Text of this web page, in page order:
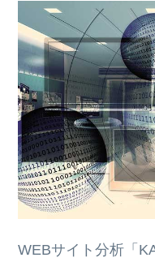
WEBサイト分析「